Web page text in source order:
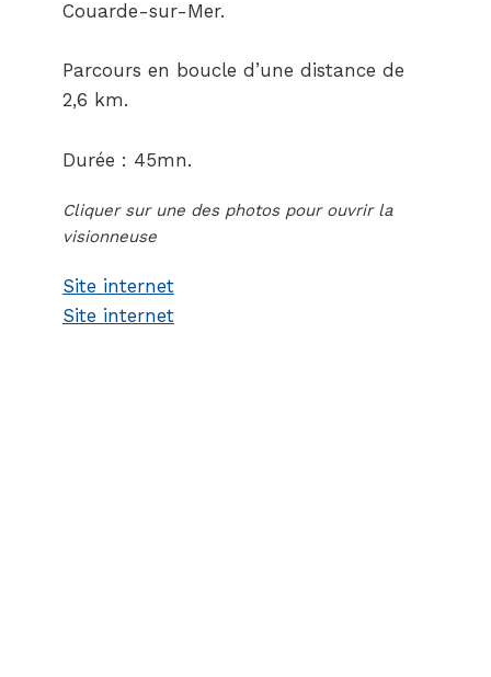
Couarde-sur-Mer.
Parcours en boucle d’une distance de
2,6 km.
Durée : 45mn.
Cliquer sur une des photos pour ouvrir la
visionneuse
Site internet
Site internet